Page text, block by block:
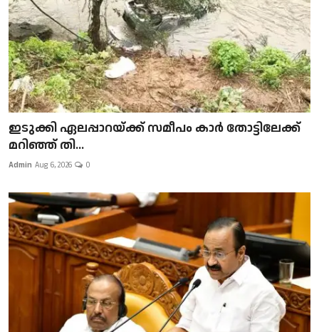
ഇടുക്കി ഏലപ്പാറയ്ക്ക് സമീപം കാർ തോട്ടിലേക്ക്
മറിഞ്ഞ് തി...
Admin Aug 6, 2026 0